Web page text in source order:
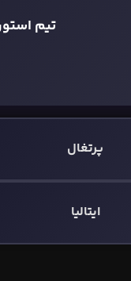
تیم
پرتغال
ایتالیا